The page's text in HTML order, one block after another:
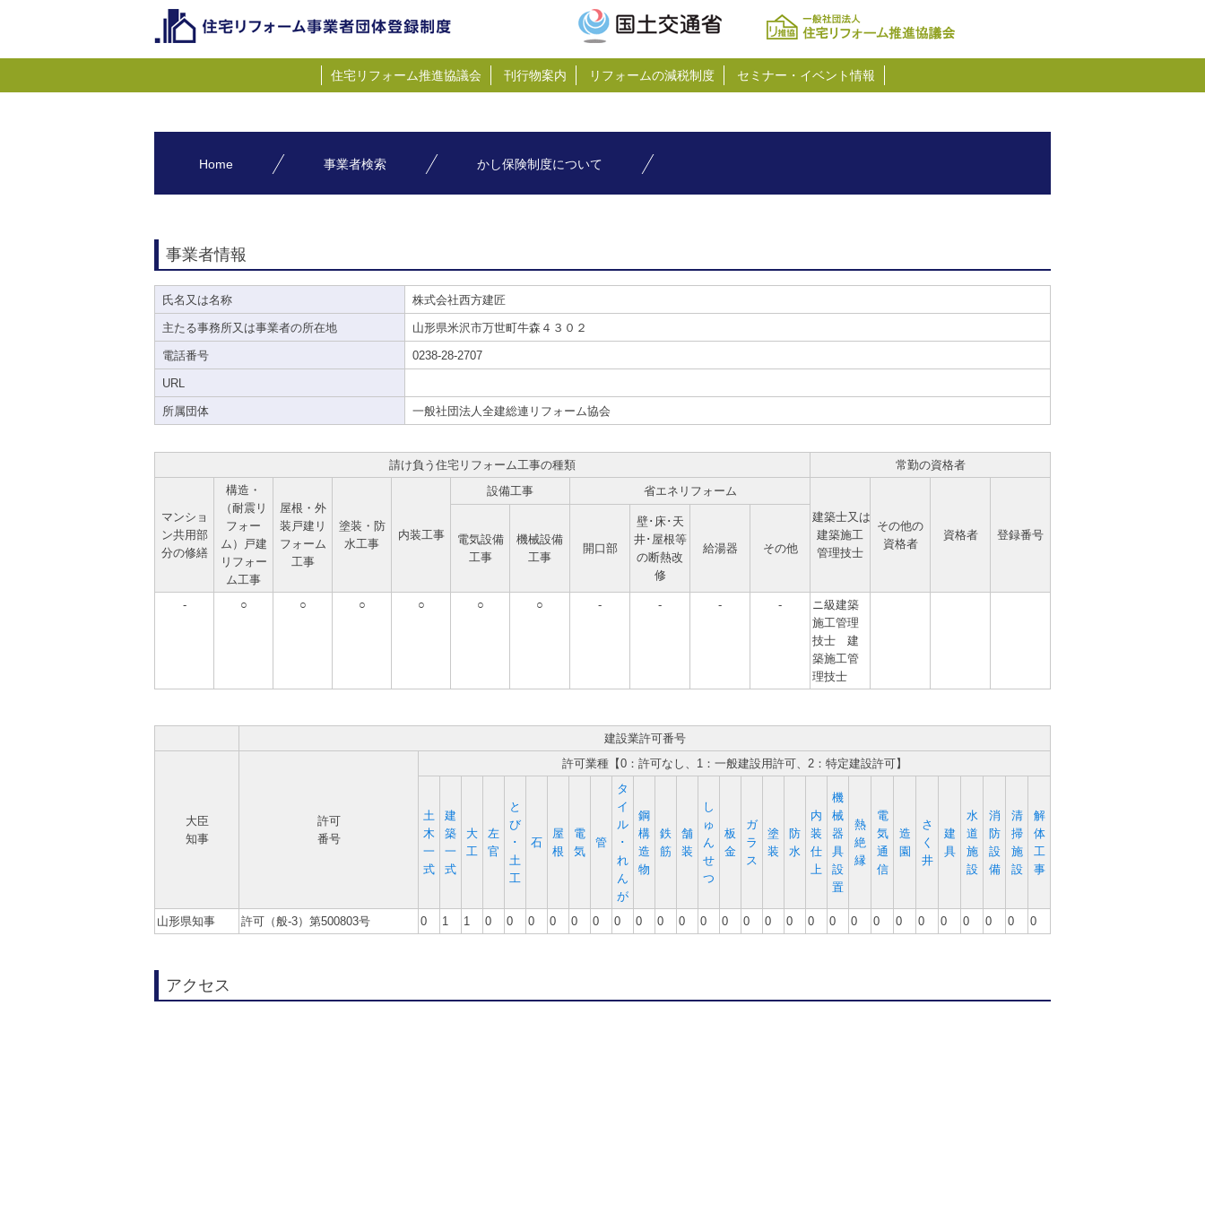
住宅リフォーム推進協議会 刊行物案内 リフォームの減税制度 セミナー・イベント情報
Home 事業者検索 かし保険制度について
事業者情報
氏名又は名称 株式会社西方建匠
主たる事務所又は事業者の所在地 山形県米沢市万世町牛森４３０２
電話番号 0238-28-2707
URL
所属団体 一般社団法人全建総連リフォーム協会
請け負う住宅リフォーム工事の種類 常勤の資格者
マンショ
ン共用部
分の修繕
構造・
（耐震リ
フォー
ム）戸建
リフォー
ム工事
屋根・外
装戸建リ
フォーム
工事
塗装・防
水工事
内装工事
設備工事
省エネリフォーム
建築士又は
建築施工
管理技士
その他の
資格者
資格者 登録番号
電気設備
工事
機械設備
工事
開口部
壁･床･天
井･屋根等
の断熱改
修
給湯器 その他
- ○ ○ ○ ○ ○ ○ - - - -
ニ級建築
施工管理
技士 建
築施工管
理技士
建設業許可番号
大臣
知事
許可
番号
許可業種【0：許可なし、1：一般建設用許可、2：特定建設許可】
土
木
一
式
建
築
一
式
大
工
左
官
と
び
･
土
工
石
屋
根
電
気
管
タ
イ
ル
･
れ
ん
が
鋼
構
造
物
鉄
筋
舗
装
し
ゅ
ん
せ
つ
板
金
ガ
ラ
ス
塗
装
防
水
内
装
仕
上
機
械
器
具
設
置
熱
絶
縁
電
気
通
信
造
園
さ
く
井
建
具
水
道
施
設
消
防
設
備
清
掃
施
設
解
体
工
事
山形県知事 許可（般-3）第500803号 0 1 1 0 0 0 0 0 0 0 0 0 0 0 0 0 0 0 0 0 0 0 0 0 0 0 0 0 0
アクセス